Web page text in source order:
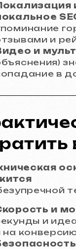
и
и
в
и
и
на